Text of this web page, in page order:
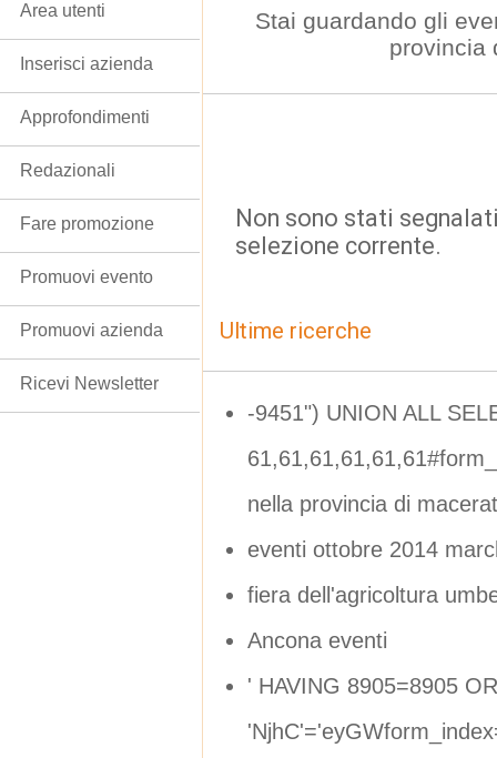
Stai guardando gli
provincia
Non sono stati
selezione corrente.
Ultime ricerche
-9451") UNION ALL
nella provincia di
eventi ottobre 2014
fiera dell'agricoltura
Ancona eventi
' HAVING 8905=8905 OR
Area utenti
Inserisci azienda
Approfondimenti
Redazionali
Fare promozione
Promuovi evento
Promuovi azienda
Ricevi Newsletter